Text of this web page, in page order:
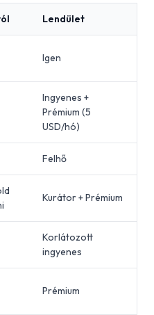
Lendület
Igen
Ingyenes +
Prémium (5
USD/hó)
Felhő
Kurátor + Prémium
Korlátozott
ingyenes
Prémium